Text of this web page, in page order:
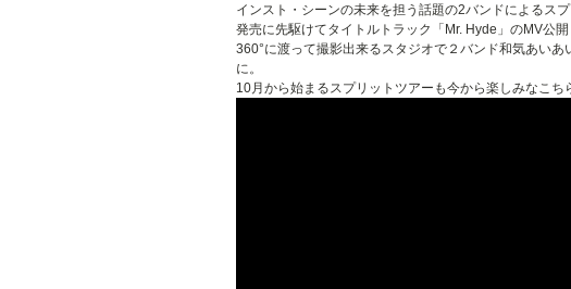
インスト・シーンの未来を担う話題の2バンドによるス
発売に先駆けてタイトルトラック「Mr. Hyde」のMV公
360°に渡って撮影出来るスタジオで２バンド和気あい
に。
10月から始まるスプリットツアーも今から楽しみなこち